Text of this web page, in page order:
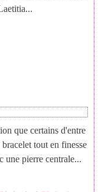
que certains d'entre
tout en finesse
une pierre centrale...